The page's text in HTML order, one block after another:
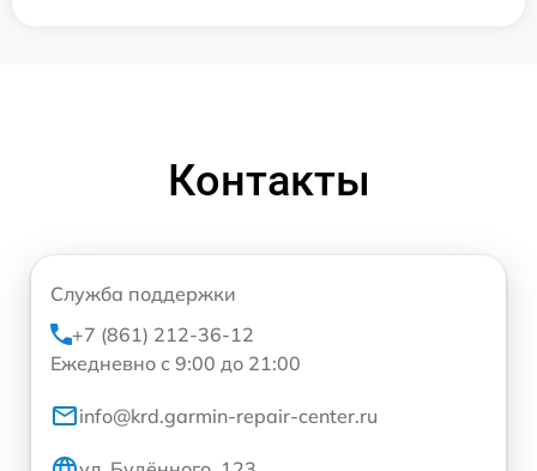
Контакты
Служба поддержки
+7 (861) 212-36-12
Ежедневно с 9:00 до 21:00
info@krd.garmin-repair-center.ru